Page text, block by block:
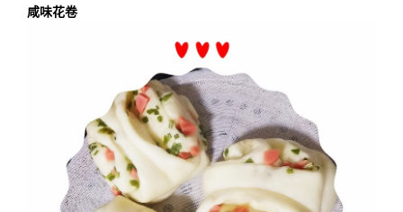
咸味花卷